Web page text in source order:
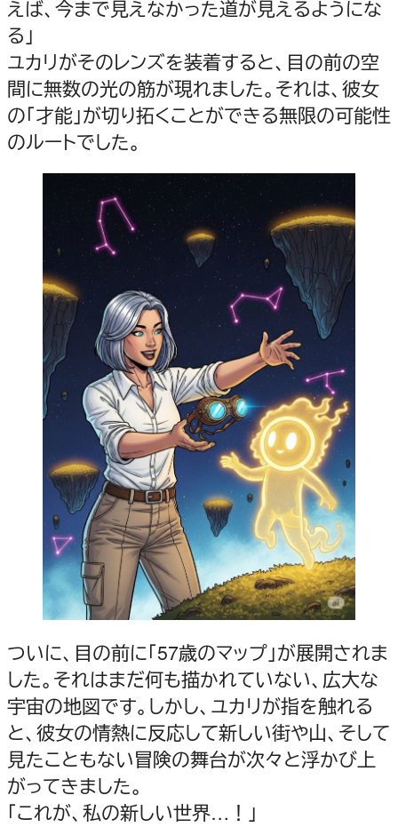
えば、今まで見えなかった道が見えるようにな
る」
ユカリがそのレンズを装着すると、目の前の空
間に無数の光の筋が現れました。それは、彼女
の「才能」が切り拓くことができる無限の可能性
のルートでした。
ついに、目の前に「57歳のマップ」が展開されま
した。それはまだ何も描かれていない、広大な
宇宙の地図です。しかし、ユカリが指を触れる
と、彼女の情熱に反応して新しい街や山、そして
見たこともない冒険の舞台が次々と浮かび上
がってきました。
「これが、私の新しい世界…！」